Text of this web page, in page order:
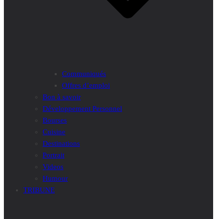
Communiqués
Offres d’emploi
Bon à savoir
Développement Personnel
Bourses
Cuisine
Destinations
Portrait
Videos
Humour
TRIBUNE